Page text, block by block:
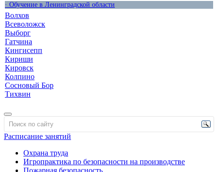
· Обучение в Ленинградской области
Волхов
Всеволожск
Выборг
Гатчина
Кингисепп
Кириши
Кировск
Колпино
Сосновый Бор
Тихвин
Расписание занятий
Охрана труда
Игропрактика по безопасности на производстве
Пожарная безопасность